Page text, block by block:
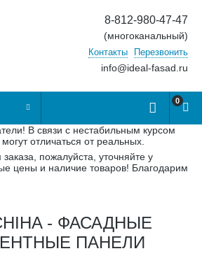
8-812-980-47-47
(многоканальный)
Контакты Перезвонить
info@ideal-fasad.ru
0
В связи с нестабильным курсом
отличаться от реальных.
пожалуйста, уточняйте у
цены и наличие товаров! Благодарим
- ФАСАДНЫЕ
ПАНЕЛИ